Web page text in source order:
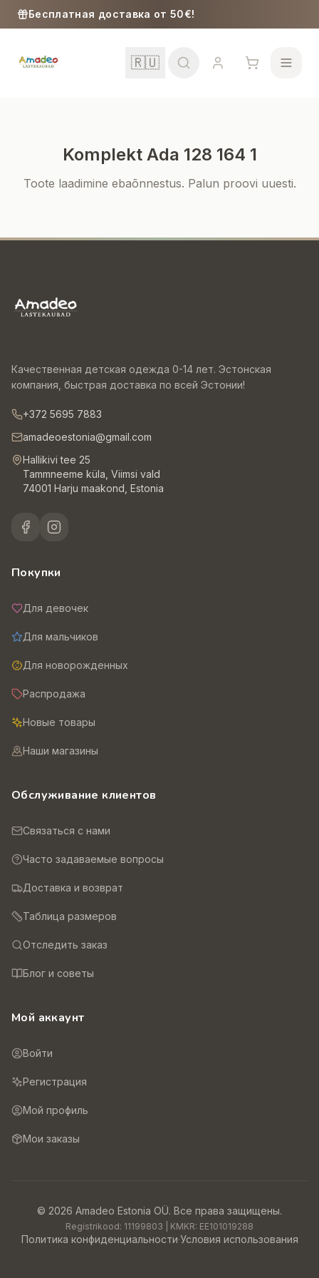
Skip to content
Бесплатная доставка от 50€!
🇷🇺
Малыши
Komplekt Ada 128 164 1
Toote laadimine ebaõnnestus. Palun proovi uuesti.
Качественная детская одежда 0-14 лет. Эстонская
компания, быстрая доставка по всей Эстонии!
+372 5695 7883
amadeoestonia@gmail.com
Hallikivi tee 25
Tammneeme küla, Viimsi vald
74001 Harju maakond, Estonia
Покупки
Для девочек
Для мальчиков
Для новорожденных
Распродажа
Новые товары
Наши магазины
Обслуживание клиентов
Связаться с нами
Часто задаваемые вопросы
Доставка и возврат
Таблица размеров
Отследить заказ
Блог и советы
Мой аккаунт
Войти
Регистрация
Мой профиль
Мои заказы
© 2026 Amadeo Estonia OÜ. Все права защищены.
Registrikood: 11199803 | KMKR: EE101019288
Политика конфиденциальности·Условия использования